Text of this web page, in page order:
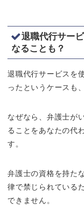
退職代行サー
なることも？
退職代行サービスを
ったというケースも
なぜなら、弁護士が
ることをあなたの代
す。
弁護士の資格を持た
律で禁じられている
できません。